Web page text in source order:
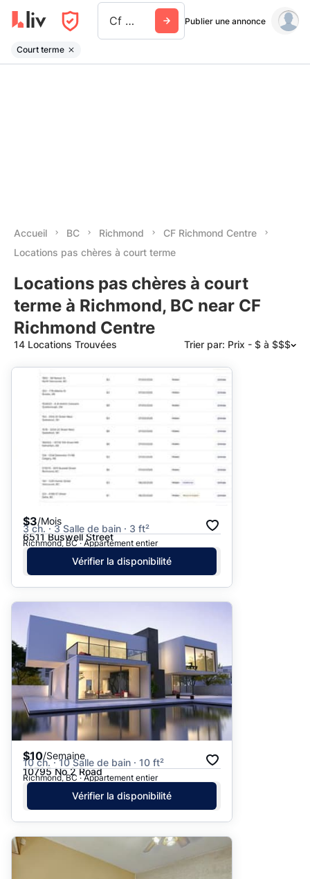
Cf Richmond Centre Publier une annonce
Court terme
Accueil BC Richmond
CF Richmond Centre
Locations pas chères à court terme
Locations pas chères à court
terme à Richmond, BC near CF
Richmond Centre
14 Locations Trouvées Trier par: Prix - $ à $$$
Suggéré
Date: les plus récents d’abord
Date: les plus anciens d’abord
Prix - $$$ à $
Prix - $ à $$$
$3/Mois
3 ch. · 3 Salle de bain · 3 ft²
6511 Buswell Street
Richmond, BC · Appartement entier
Vérifier la disponibilité
$10/Semaine
10 ch. · 10 Salle de bain · 10 ft²
10795 No 2 Road
Richmond, BC · Appartement entier
Vérifier la disponibilité